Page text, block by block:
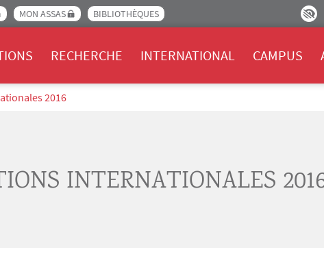
MON ASSAS BIBLIOTHÈQUES
RECHERCHE INTERNATIONAL CAMPUS
2016
INTERNATIONALES